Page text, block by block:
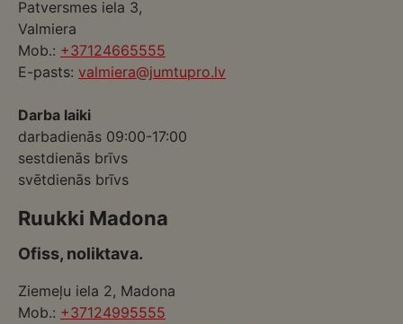
Patversmes iela 3,
Valmiera
Mob.: +37124665555
E-pasts: valmiera@jumtupro.lv
Darba laiki
darbadienās 09:00-17:00
sestdienās brīvs
svētdienās brīvs
Ruukki Madona
Ofiss, noliktava.
Ziemeļu iela 2, Madona
Mob.: +37124995555